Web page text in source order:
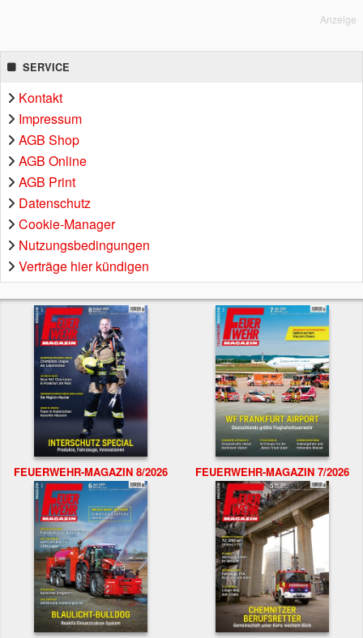
Anzeige
SERVICE
Kontakt
Impressum
AGB Shop
AGB Online
AGB Print
Datenschutz
Cookie-Manager
Nutzungsbedingungen
Verträge hier kündigen
FEUERWEHR-MAGAZIN 8/2026 FEUERWEHR-MAGAZIN 7/2026